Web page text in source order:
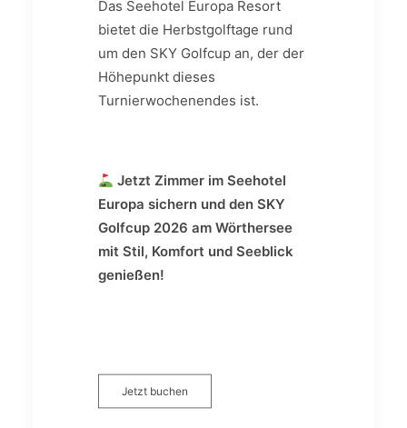
Das Seehotel Europa Resort
bietet die Herbstgolftage rund
um den SKY Golfcup an, der der
Höhepunkt dieses
Turnierwochenendes ist.
Jetzt Zimmer im Seehotel
Europa sichern und den SKY
Golfcup 2026 am Wörthersee
mit Stil, Komfort und Seeblick
genießen!
Jetzt buchen